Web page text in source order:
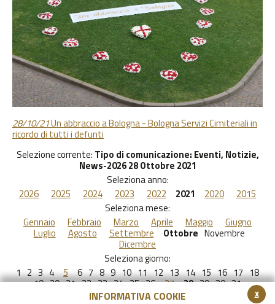
x
INFORMATIVA COOKIE
28/10/21Un abbraccio a Bologna - Bologna Servizi Cimiteriali in
ricordo di tutti i defunti
Selezione corrente: Tipo di comunicazione: Eventi, Notizie,
News-2026 28 Ottobre 2021
Seleziona anno:
2026
2025 2024 2023 2022 2021 2020
2015
Seleziona mese:
Gennaio
Febbraio Marzo Aprile Maggio Giugno
Luglio Agosto Settembre Ottobre Novembre
Dicembre
Seleziona giorno:
1 2 3 4 5 6 7 8 9 10 11 12 13 14 15 16 17 18
19 20 21 22 23 24 25 26 27 28 29 30 31